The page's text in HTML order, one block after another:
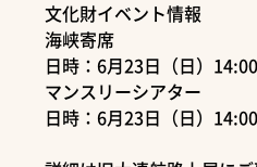
文化財イベント情報
海峡寄席
日時：6月23日（日）
マンスリーシアター
日時：6月23日（日）